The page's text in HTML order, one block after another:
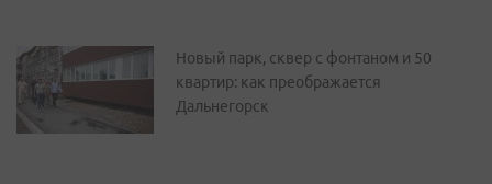
Новый парк, сквер с фонтаном и 50
квартир: как преображается
Дальнегорск